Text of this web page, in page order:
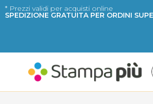
Vai
al
* Prezzi validi per acquisti online
SPEDIZIONE GRATUITA PER ORDINI